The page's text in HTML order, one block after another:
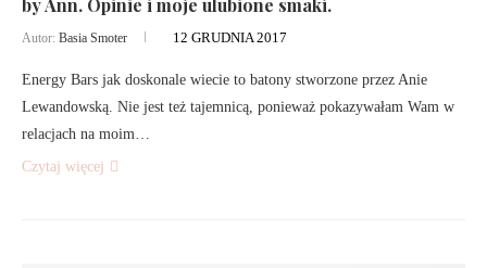
by Ann. Opinie i moje ulubione smaki.
Autor: Basia Smoter 12 GRUDNIA 2017
Energy Bars jak doskonale wiecie to batony stworzone przez Anie
Lewandowską. Nie jest też tajemnicą, ponieważ pokazywałam Wam w
relacjach na moim…
Czytaj więcej